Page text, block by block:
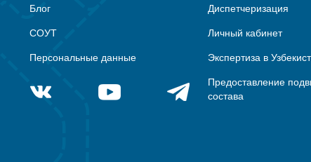
Блог
СОУТ
Персональные данные
Диспетчеризация
Личный кабинет
Экспертиза в
Предоставление
состава